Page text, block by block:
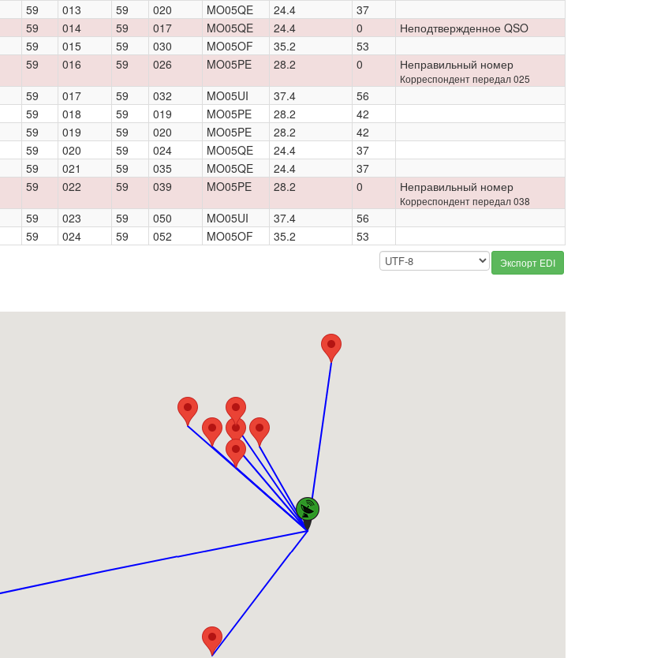
59 013 59 020 MO05QE 24.4
37
59 014 59 017 MO05QE 24.4 0
Неподтвержденное QSO
59 015 59 030 MO05OF 35.2
53
59 016 59 026 MO05PE 28.2 0 Неправильный номер
Корреспондент передал 025
59 017 59 032 MO05UI 37.4
56
59 018 59 019 MO05PE 28.2
42
59 019 59 020 MO05PE 28.2
42
59 020 59 024 MO05QE 24.4
37
59 021 59 035 MO05QE 24.4
37
59 022 59 039 MO05PE 28.2 0 Неправильный номер
Корреспондент передал 038
59 023 59 050 MO05UI 37.4
56
59 024 59 052 MO05OF 35.2 53
Экспорт EDI